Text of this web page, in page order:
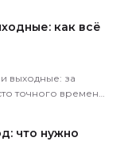
как всё
выходные: за
точного времени,
что нужно